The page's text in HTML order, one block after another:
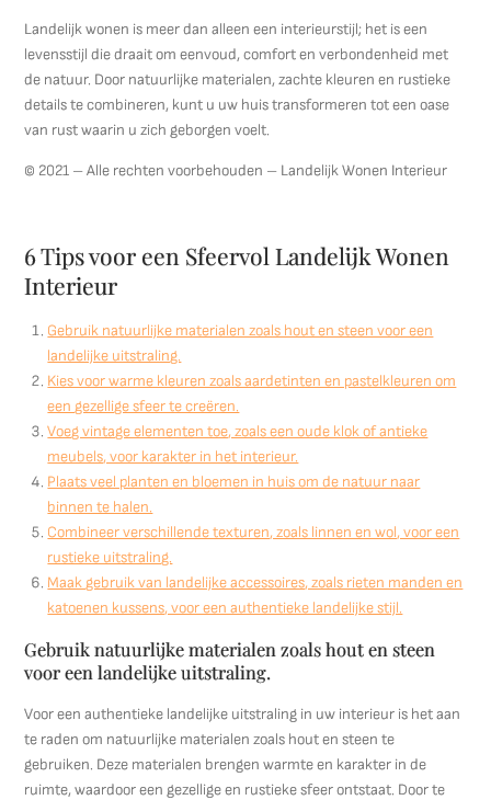
Landelijk wonen is meer dan alleen een interieurstijl; het is een
levensstijl die draait om eenvoud, comfort en verbondenheid met
de natuur. Door natuurlijke materialen, zachte kleuren en rustieke
details te combineren, kunt u uw huis transformeren tot een oase
van rust waarin u zich geborgen voelt.
© 2021 – Alle rechten voorbehouden – Landelijk Wonen Interieur
6 Tips voor een Sfeervol Landelijk Wonen
Interieur
Gebruik natuurlijke materialen zoals hout en steen voor een
landelijke uitstraling.
Kies voor warme kleuren zoals aardetinten en pastelkleuren om
een gezellige sfeer te creëren.
Voeg vintage elementen toe, zoals een oude klok of antieke
meubels, voor karakter in het interieur.
Plaats veel planten en bloemen in huis om de natuur naar
binnen te halen.
Combineer verschillende texturen, zoals linnen en wol, voor een
rustieke uitstraling.
Maak gebruik van landelijke accessoires, zoals rieten manden en
katoenen kussens, voor een authentieke landelijke stijl.
Gebruik natuurlijke materialen zoals hout en steen
voor een landelijke uitstraling.
Voor een authentieke landelijke uitstraling in uw interieur is het aan
te raden om natuurlijke materialen zoals hout en steen te
gebruiken. Deze materialen brengen warmte en karakter in de
ruimte, waardoor een gezellige en rustieke sfeer ontstaat. Door te